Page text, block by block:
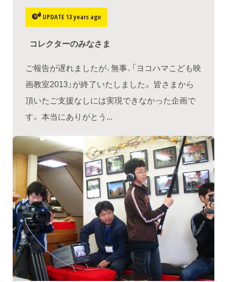
UPDATE 13 years ago
コレクターのみなさま
ご報告が遅れましたが、無事、「ヨコハマこども映
画教室2013」が終了いたしました。 皆さまから
頂いたご支援なしには実現できなかった企画で
す。 本当にありがとう...